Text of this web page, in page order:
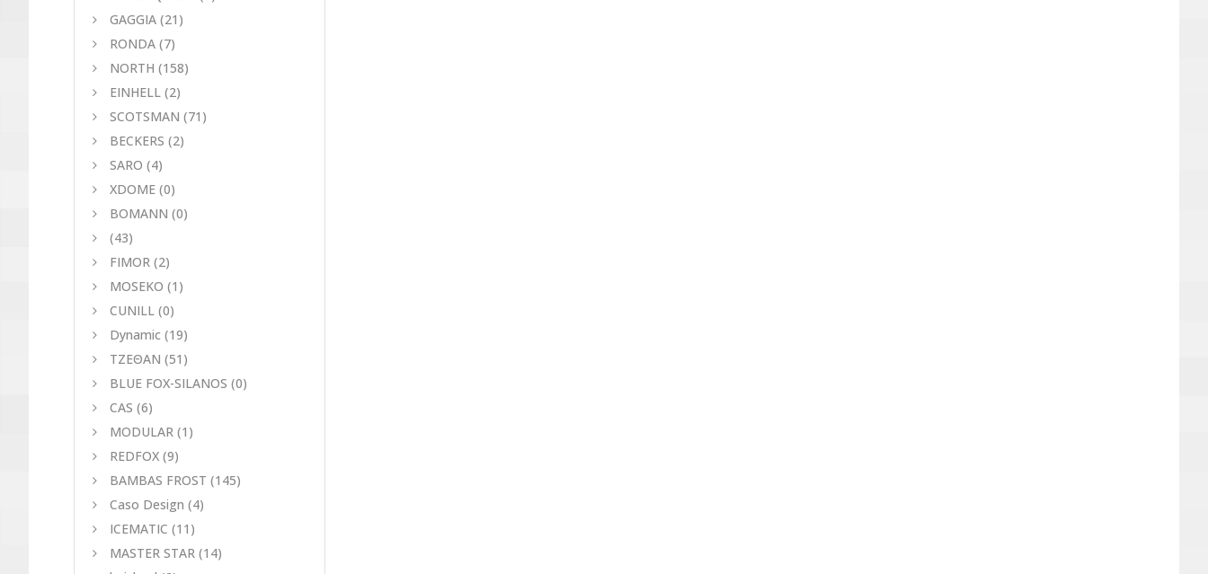
GAGGIA (21)
RONDA (7)
NORTH (158)
EINHELL (2)
SCOTSMAN (71)
BECKERS (2)
SARO (4)
XDOME (0)
BOMANN (0)
(43)
FIMOR (2)
MOSEKO (1)
CUNILL (0)
Dynamic (19)
ΤΖΕΘΑΝ (51)
BLUE FOX-SILANOS (0)
CAS (6)
MODULAR (1)
REDFOX (9)
BAMBAS FROST (145)
Caso Design (4)
ICEMATIC (11)
MASTER STAR (14)